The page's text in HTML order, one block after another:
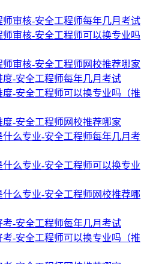
师审核-安全工程师每年几月考试
师审核-安全工程师可以换专业吗
师审核-安全工程师网校推荐哪家
度-安全工程师每年几月考试
度-安全工程师可以换专业吗（推
度-安全工程师网校推荐哪家
么专业-安全工程师每年几月考
么专业-安全工程师可以换专业
么专业-安全工程师网校推荐哪
-安全工程师每年几月考试
-安全工程师可以换专业吗（推